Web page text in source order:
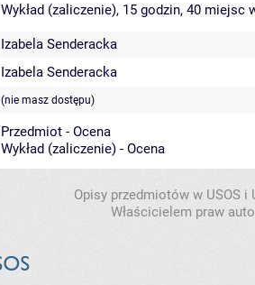
Wykład (zaliczenie), 15 godzin, 40 miejsc
Izabela Senderacka
Izabela Senderacka
(nie masz dostępu)
Przedmiot - Ocena
Wykład (zaliczenie) - Ocena
Opisy przedmiotów w USOS
Właścicielem praw